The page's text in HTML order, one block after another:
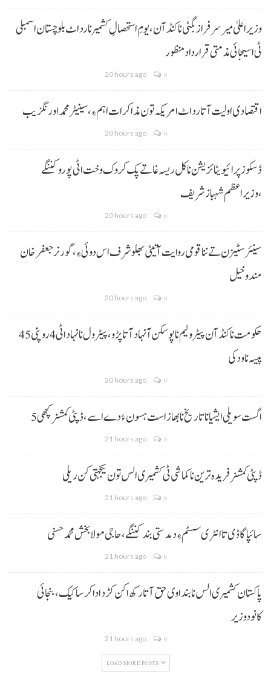
وزیراعلیٰ میر سرفراز بگٹی نا کنڈ آن،یومِ استحصالِ کشمیر نا رد اٹ بلوچستان اسمبلی
ٹی اسیجائی مذمتی قرارداد منظور
20 hours ago 0
اقتصادی اولیت آتا رد اٹ امریکہ تون مذاکرات اہم ءِ،سینیٹر محمد اورنگزیب
20 hours ago 0
ڈسکوز پرائیویٹائزیشن نا کل ریسہ غاتے پک کروک وخت اٹی پورو کننگے
،وزیراعظم شہباز شریف
20 hours ago 0
سینئر سٹیزن تے ننا قومی روایت آتیٹی بھلو شرف اس دوئی ءِ،گورنر جعفرخان
مندوخیل
20 hours ago 0
حکومت نا کنڈ آن پیٹرولیم نا پوسکن آ نہاد آتا پڑو،پیٹرول نا نہاد اٹی 4 روپئی 45
پیسہ نا ودکی
20 hours ago 0
5 اگست سویلی ایشیا نا تاریخ نا بھاز است ہسون ءُ دے اسے،ڈپٹی کمشنر کچھی
21 hours ago 0
ڈپٹی کمشنر فریدہ ترین نا کماشی ٹی کشمیری الس تون یکجہتی کن ریلی
21 hours ago 0
سائپا گاڈی تا انٹری سسٹم ءِ دمدستی بند کننگے، حاجی مولا بخش محمد حسنی
21 hours ago 0
پاکستان کشمیری الس نا بنداوی حق آتا رکھ اکن کڑد ادا کرسا کیک ،بنجائی
کانودوزیر
21 hours ago 0
LOAD MORE POSTS